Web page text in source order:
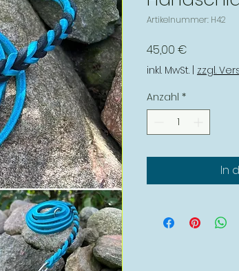
Artikelnummer: H42
45,00 €
inkl. MwSt. zzgl.
Anzahl *
In